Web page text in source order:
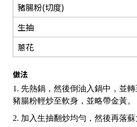
豬腸粉(切度)
生抽
蔥花
做法
1. 先熱鍋，然後倒油入鍋中，並
豬腸粉輕炒至軟身，並略帶金黃。
2. 加入生抽翻炒均勻，然後再落蘇